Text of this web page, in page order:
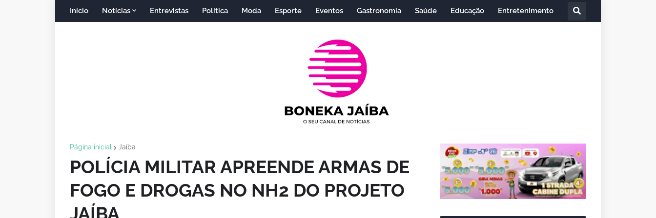
Início Notícias Entrevistas Política Moda Esporte Eventos Gastronomia Saúde Educação Entretenimento
Página inicial Jaíba
POLÍCIA MILITAR APREENDE ARMAS DE
FOGO E DROGAS NO NH2 DO PROJETO
JAÍBA